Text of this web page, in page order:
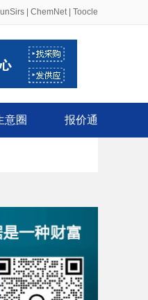
ChemNet| Toocle
意圈 报价通